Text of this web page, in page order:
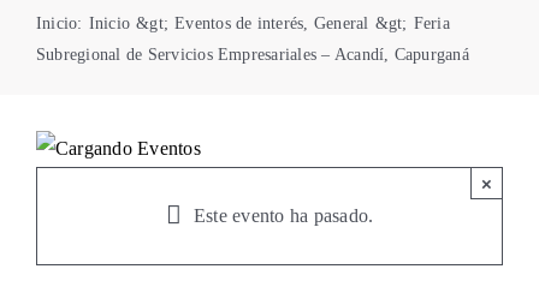
Centro de Conciliación
Inicio: Inicio &gt; Eventos de interés General &gt; Feria
Subregional de Servicios Empresariales – Acandí, Capurganá
Este evento ha pasado.
×